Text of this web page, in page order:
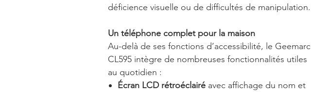
déficience visuelle ou de difficultés de manipulation.
Un téléphone complet pour la maison
Au-delà de ses fonctions d’accessibilité, le Geemarc
CL595 intègre de nombreuses fonctionnalités utiles
au quotidien :
Écran LCD rétroéclairé avec affichage du nom et